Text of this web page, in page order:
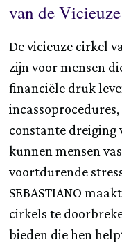
van de
De vicieuze cirkel
zijn voor mensen
financiële druk
constante dreiging
kunnen mensen
voortdurende
SEBASTIANO
cirkels te
bieden die hen